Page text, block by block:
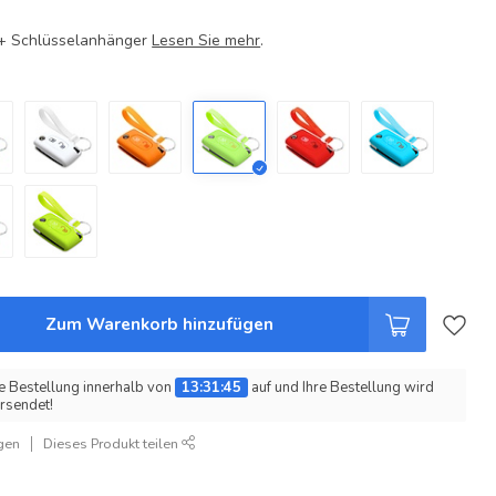
SchlüsselanhängerLesen Sie mehr.
Zum Warenkorb hinzufügen
Bestellung innerhalb von 13:31:45
auf und Ihre Bestellung wird
Dieses Produkt teilen